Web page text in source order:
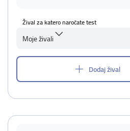
Žival za katero naročate test
Moje živali
Dodaj žival